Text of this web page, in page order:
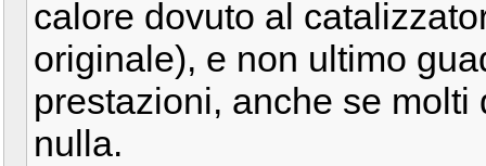
calore dovuto al
originale), e non ultimo
prestazioni, anche se
nulla.